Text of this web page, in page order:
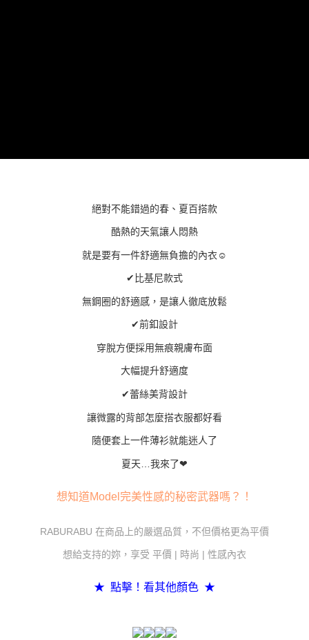
時審查核予不同之上限額度；若仍有額度不足之情形，本公司將視審查結果
絕對不能錯過的春、夏百搭款
酷熱的天氣讓人悶熱
就是要有一件舒適無負擔的內衣☺
✔比基尼款式
無鋼圈的舒適感，是讓人徹底放鬆
✔前釦設計
穿脫方便採用無痕親膚布面
大幅提升舒適度
✔蕾絲美背設計
讓微露的背部怎麼搭衣服都好看
隨便套上一件薄衫就能迷人了
夏天…我來了❤
想知道Model完美性感的秘密武器嗎？！
RABURABU 在商品上的嚴選品質，不但價格更為平價
想給支持的妳，享受 平價 | 時尚 | 性感內衣
★ 點擊！看其他顏色 ★